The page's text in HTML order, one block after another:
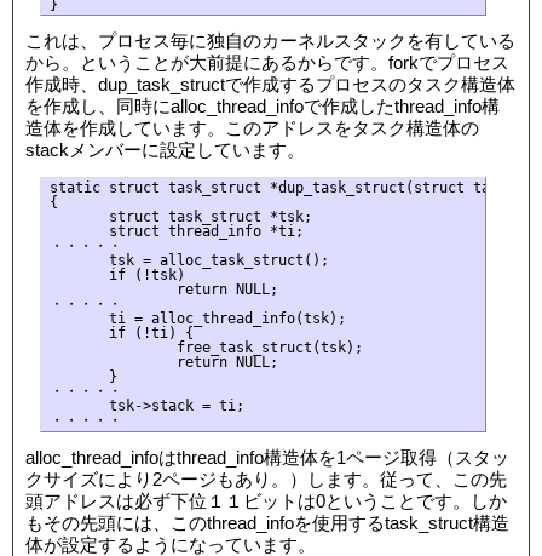
これは、プロセス毎に独自のカーネルスタックを有している
から。ということが大前提にあるからです。forkでプロセス
作成時、dup_task_structで作成するプロセスのタスク構造体
を作成し、同時にalloc_thread_infoで作成したthread_info構
造体を作成しています。このアドレスをタスク構造体の
stackメンバーに設定しています。
static struct task_struct *dup_task_struct(struct
{
       struct task_struct *tsk;
       struct thread_info *ti;
・・・・・
       tsk = alloc_task_struct();
       if (!tsk)
               return NULL;
・・・・・
       ti = alloc_thread_info(tsk);
       if (!ti) {
               free_task_struct(tsk);
               return NULL;
       }
・・・・・
       tsk->stack = ti;
alloc_thread_infoはthread_info構造体を1ページ取得（スタッ
クサイズにより2ページもあり。）します。従って、この先
頭アドレスは必ず下位１１ビットは0ということです。しか
もその先頭には、このthread_infoを使用するtask_struct構造
体が設定するようになっています。